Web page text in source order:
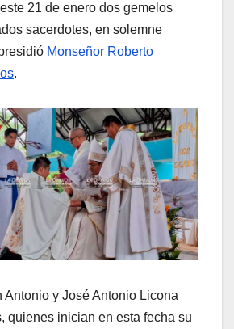
21 de enero dos gemelos
sacerdotes, en solemne
Monseñor Roberto
.
Antonio y José Antonio Licona
quienes inician en esta fecha su